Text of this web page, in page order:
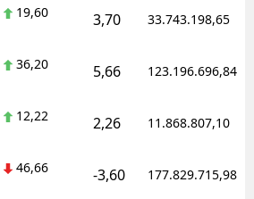
19,60 3,70 33.743.198,65
36,20 5,66 123.196.696,84
12,22 2,26 11.868.807,10
46,66 -3,60 177.829.715,98